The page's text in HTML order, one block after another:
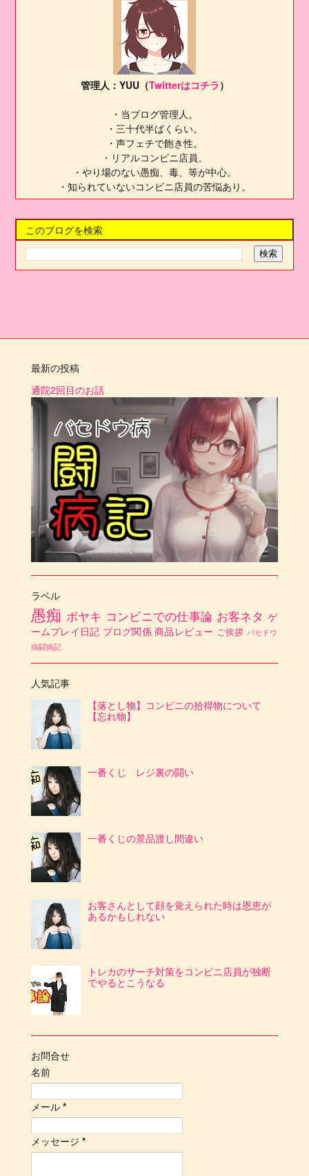
管理人：YUU（Twitterはコチラ ）
・当ブログ管理人。
・三十代半ばくらい。
・声フェチで飽き性。
・リアルコンビニ店員。
・やり場のない愚痴、毒、等が中心。
・知られていないコンビニ店員の苦悩あり。
このブログを検索
最新の投稿
通院2回目のお話
ラベル
愚痴 ボヤキ コンビニでの仕事論 お客ネタ ゲ
ームプレイ日記 ブログ関係 商品レビュー ご挨拶 バセドウ
病闘病記
人気記事
【落とし物】コンビニの拾得物について
【忘れ物】
一番くじ レジ裏の闘い
一番くじの景品渡し間違い
お客さんとして顔を覚えられた時は恩恵が
あるかもしれない
トレカのサーチ対策をコンビニ店員が独断
でやるとこうなる
お問合せ
名前
メール *
メッセージ *